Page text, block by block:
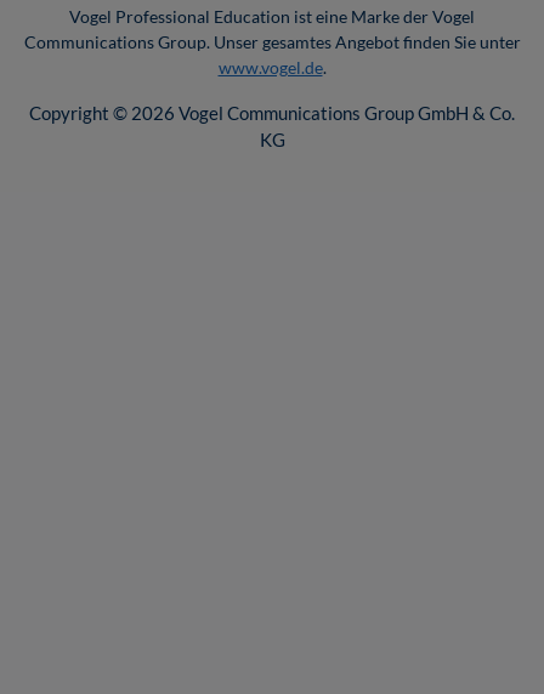
Vogel Professional Education ist eine Marke der Vogel
Communications Group. Unser gesamtes Angebot finden Sie unter
www.vogel.de.
Copyright © 2026 Vogel Communications Group GmbH & Co.
KG